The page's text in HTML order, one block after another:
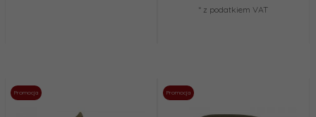
* z podatkiem VAT
Promocja Promocja